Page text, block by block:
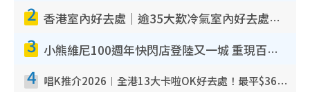
2 香港室內好去處｜逾35大歎冷氣室內好去處推介 室內活動免費避雨無懼落雨
3 小熊維尼100週年快閃店登陸又一城 重現百畝森林經典場景／獨家限定盲盒登場／專屬DIY香水
4 唱K推介2026︱全港13大卡啦OK好去處！最平$36起 日文K都有！(附地址+收費詳情)